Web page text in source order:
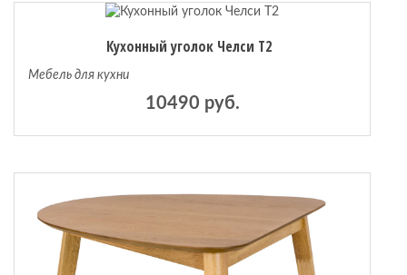
Кухонный уголок Челси Т2
Мебель для кухни
10490 руб.